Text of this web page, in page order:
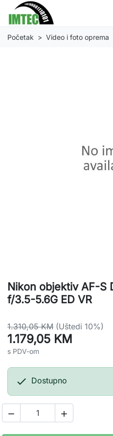
Početak Video i foto oprema
Nikon objektiv AF-S
f/3.5-5.6G ED VR
1.310,05 KM (Uštedi 10%)
1.179,05 KM
s PDV-om
 Dostupno
 